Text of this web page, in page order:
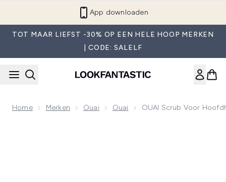
App downloaden
TOT MAAR LIEFST -30% OP EEN HELE HOOP MERKEN
| CODE: SALELF
Home Merken Ouai Ouai OUAI Scrub Voor